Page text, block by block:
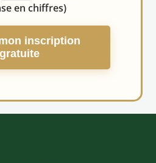
en chiffres)
inscription
gratuite